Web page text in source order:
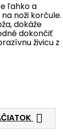
ľahko a
noži korčule.
dokáže
dokončiť
živicu z
